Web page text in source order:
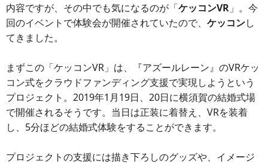
内容ですが、その中でも気になるのが「ケッコンVR 」。今
回のイベントで体験会が開催されていたので、 ケッコンし
てきました。
まずこの「ケッコンVR」は、『アズールレーン』のVRケッ
コン式をクラウドファンディング支援で実現しようという
プロジェクト。2019年1月19日、20日に横須賀の結婚式場
で開催されるそうです。当日は正装に着替え、VRを装着
し、5分ほどの結婚式体験をすることができます。
プロジェクトの支援には描き下ろしのグッズや、イメージ